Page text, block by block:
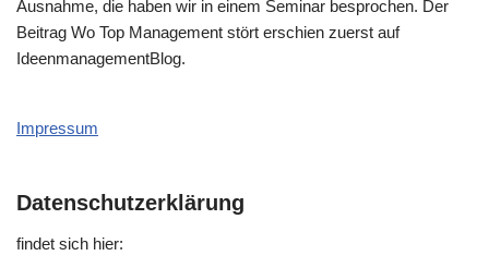
Ausnahme, die haben wir in einem Seminar besprochen. Der
Beitrag Wo Top Management stört erschien zuerst auf
IdeenmanagementBlog.
Impressum
Datenschutzerklärung
fin­det sich hier: